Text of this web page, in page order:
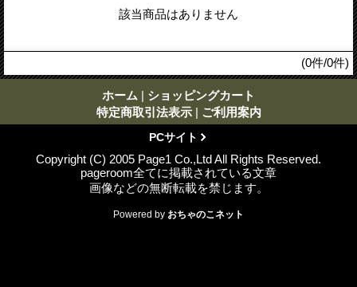
該当商品はありません
(0件/0件)
ホーム | ショッピングカート
特定商取引法表示 | ご利用案内
PCサイト
Copyright (C) 2005 Page1 Co.,Ltd All Rights Reserved.
pageroom全てに掲載されている文章
画像などの無断転載を禁じます。
Powered by おちゃのこネット